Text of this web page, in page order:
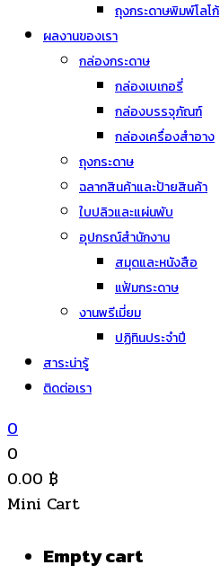
ถุงกระดาษพิมพ์โลโก้
ผลงานของเรา
กล่องกระดาษ
กล่องเบเกอรี่
กล่องบรรจุภัณฑ์
กล่องเครื่องสำอาง
ถุงกระดาษ
ฉลากสินค้าและป้ายสินค้า
ใบปลิวและแผ่นพับ
อุปกรณ์สำนักงาน
สมุดและหนังสือ
แฟ้มกระดาษ
งานพรีเมี่ยม
ปฏิทินประจำปี
สาระน่ารู้
ติดต่อเรา
0
0
0.00 ฿
Mini Cart
Empty cart